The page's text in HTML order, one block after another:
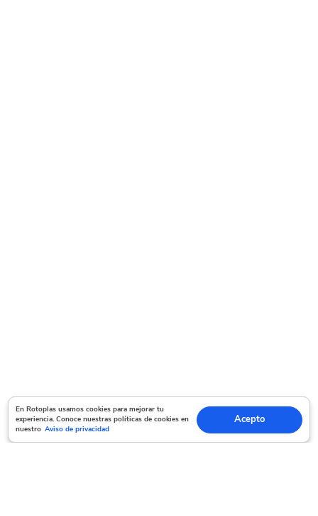
En Rotoplas usamos cookies para mejorar tu experiencia. Conoce nuestras políticas
de cookies en nuestro Aviso de privacidad Acepto
En Rotoplas usamos cookies para mejorar tu
experiencia. Conoce nuestras políticas de cookies en
nuestro Aviso de privacidad
Acepto